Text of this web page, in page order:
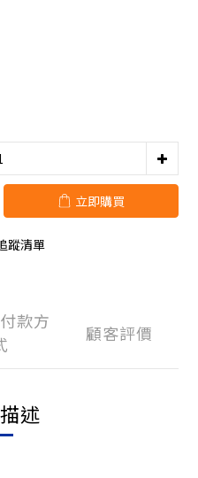
立即購買
蹤清單
款方
顧客評價
述